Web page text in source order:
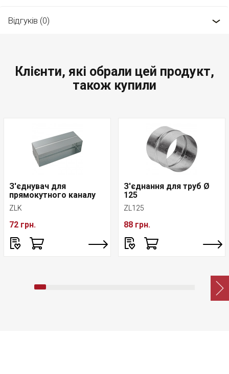
Відгуків (0)
Клієнти, які обрали цей продукт,
також купили
З'єднувач для
прямокутного каналу
ZLK
72 грн.
З'єднання для труб Ø
125
ZL125
88 грн.